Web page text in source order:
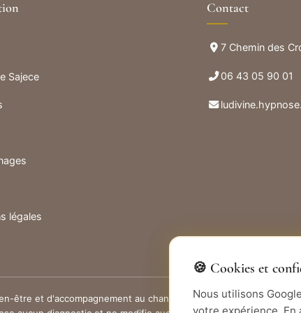
Sajece
légales
Contact
7 Chemin des
06 43 05 90 01
être et d'accompagnement au changement par l'hypnose. Elles
🍪 Cookies et
Nous utilisons